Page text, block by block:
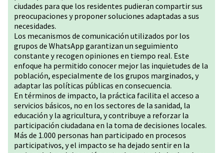
ciudades para que los residentes pudieran compartir sus
preocupaciones y proponer soluciones adaptadas a sus
necesidades.
Los mecanismos de comunicación utilizados por los
grupos de WhatsApp garantizan un seguimiento
constante y recogen opiniones en tiempo real. Este
enfoque ha permitido conocer mejor las inquietudes de la
población, especialmente de los grupos marginados, y
adaptar las políticas públicas en consecuencia.
En términos de impacto, la práctica facilita el acceso a
servicios básicos, no en los sectores de la sanidad, la
educación y la agricultura, y contribuye a reforzar la
participación ciudadana en la toma de decisiones locales.
Más de 1.000 personas han participado en procesos
participativos, y el impacto se ha dejado sentir en la